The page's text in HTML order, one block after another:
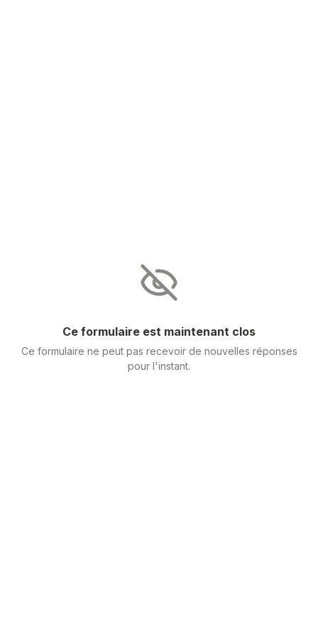
Ce formulaire est maintenant clos
Ce formulaire ne peut pas recevoir de nouvelles réponses
pour l'instant.